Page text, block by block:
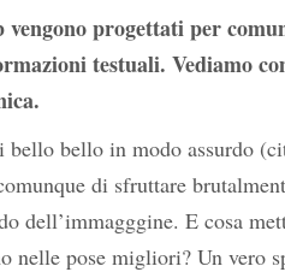
progettati per
testuali. Vediamo
bello bello in modo assurdo
di sfruttare
dell’immagggine. E cosa
nelle pose migliori? Un vero